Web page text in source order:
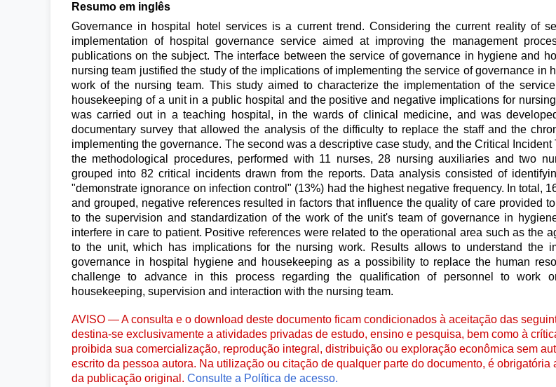
Resumo em inglês
Governance in hospital hotel services is a current trend. Considering the current reality of
implementation of hospital governance service aimed at improving the management
publications on the subject. The interface between the service of governance in hygiene and
nursing team justified the study of the implications of implementing the service of governance in
work of the nursing team. This study aimed to characterize the implementation of the
housekeeping of a unit in a public hospital and the positive and negative implications for
was carried out in a teaching hospital, in the wards of clinical medicine, and was
documentary survey that allowed the analysis of the difficulty to replace the staff and the
implementing the governance. The second was a descriptive case study, and the Critical
the methodological procedures, performed with 11 nurses, 28 nursing auxiliaries and two
grouped into 82 critical incidents drawn from the reports. Data analysis consisted of
"demonstrate ignorance on infection control" (13%) had the highest negative frequency. In total,
and grouped, negative references resulted in factors that influence the quality of care provided
to the supervision and standardization of the work of the unit's team of governance in
interfere in care to patient. Positive references were related to the operational area such as the
to the unit, which has implications for the nursing work. Results allows to understand the
governance in hospital hygiene and housekeeping as a possibility to replace the human
challenge to advance in this process regarding the qualification of personnel to work
housekeeping, supervision and interaction with the nursing team.
AVISO — A consulta e o download deste documento ficam condicionados à aceitação das
destina-se exclusivamente a atividades privadas de estudo, ensino e pesquisa, bem como à
proibida sua comercialização, reprodução integral, distribuição ou exploração econômica sem
escrito da pessoa autora. Na utilização ou citação de qualquer parte do documento, é
da publicação original. Consulte a Política de acesso.